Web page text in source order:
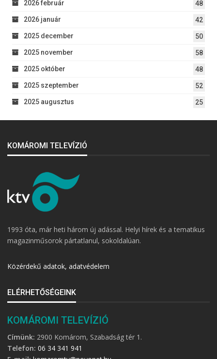
2026 február 48
2026 január 42
2025 december 50
2025 november 58
2025 október 48
2025 szeptember 52
2025 augusztus 25
KOMÁROMI TELEVÍZIÓ
1993 óta, már heti három új adással. Helyi hírek és a tematikus
magazinműsorok pártatlanul, sokoldalúan.
Közérdekű adatok, adatvédelem
ELÉRHETŐSÉGEINK
KOMÁROMI TELEVÍZIÓ
Címünk: 2900 Komárom, Szabadság tér 1.
Telefon: 06 34 341 941